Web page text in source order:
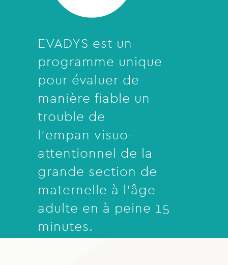
EVADYS est un
programme unique
pour évaluer de
manière fiable un
trouble de
l’empan visuo-
attentionnel de la
grande section de
maternelle à l’âge
adulte en à peine 15
minutes.